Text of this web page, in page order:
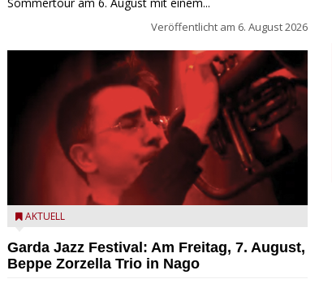
Veröffentlicht am 6. August 2026
Beppe Zorzella Trio zu Gast beim Garda Jazz Festival
AKTUELL
Garda Jazz Festival: Am Freitag, 7. August,
Beppe Zorzella Trio in Nago